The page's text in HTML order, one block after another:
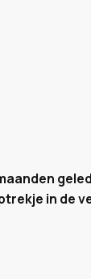
in de